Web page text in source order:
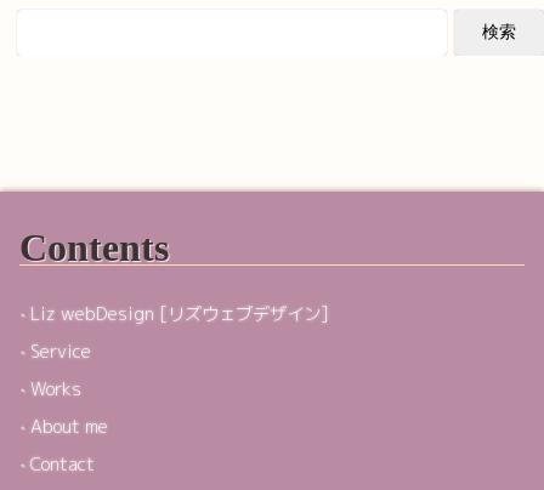
Contents
Liz webDesign [リズウェブデザイン]
Service
Works
About me
Contact